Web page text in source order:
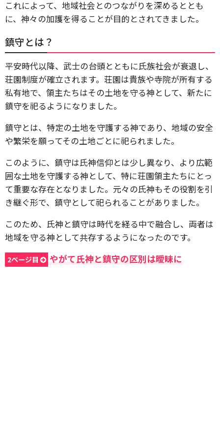
これによって、地域社会とのつながりを深めるととも
に、神々の加護を得ることが目的とされてきました。
鎮守とは？
平安時代以降、武士の台頭とともに氏族社会が衰退し、
荘園制度が確立されます。荘園は貴族や寺院が所有する
私有地で、領主たちはその土地を守る神として、新たに
鎮守を祀るようになりました。
鎮守とは、特定の土地を守護する神であり、地域の安全
や繁栄を願ってその土地ごとに祀られました。
このように、鎮守は氏神信仰とは少し異なり、より広範
囲な土地を守護する神として、特に荘園領主たちにとっ
て重要な存在となりました。元々の氏神もその役割を引
き継ぐ形で、鎮守として祀られることがありました。
このため、氏神と鎮守は時代を経る中で融合し、両者は
地域を守る神として共存するようになったのです。
2ページ目 やがて氏神と鎮守の区別は曖昧に